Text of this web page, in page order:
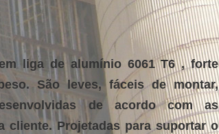
liga de alumínio 6061 T6 , forte
São leves, fáceis de montar,
de acordo com as
cliente. Projetadas para suportar o